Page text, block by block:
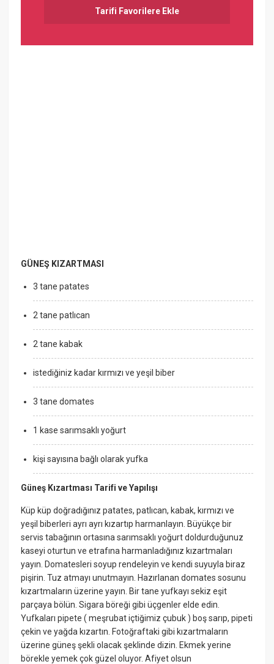
Tarifi Favorilere Ekle
GÜNEŞ KIZARTMASI
3 tane patates
2 tane patlıcan
2 tane kabak
istediğiniz kadar kırmızı ve yeşil biber
3 tane domates
1 kase sarımsaklı yoğurt
kişi sayısına bağlı olarak yufka
Güneş Kızartması Tarifi ve Yapılışı
Küp küp doğradığınız patates, patlıcan, kabak, kırmızı ve
yeşil biberleri ayrı ayrı kızartıp harmanlayın. Büyükçe bir
servis tabağının ortasına sarımsaklı yoğurt doldurduğunuz
kaseyi oturtun ve etrafına harmanladığınız kızartmaları
yayın. Domatesleri soyup rendeleyin ve kendi suyuyla biraz
pişirin. Tuz atmayı unutmayın. Hazırlanan domates sosunu
kızartmaların üzerine yayın. Bir tane yufkayı sekiz eşit
parçaya bölün. Sigara böreği gibi üçgenler elde edin.
Yufkaları pipete ( meşrubat içtiğimiz çubuk ) boş sarıp, pipeti
çekin ve yağda kızartın. Fotoğraftaki gibi kızartmaların
üzerine güneş şekli olacak şeklinde dizin. Ekmek yerine
börekle yemek çok güzel oluyor. Afiyet olsun